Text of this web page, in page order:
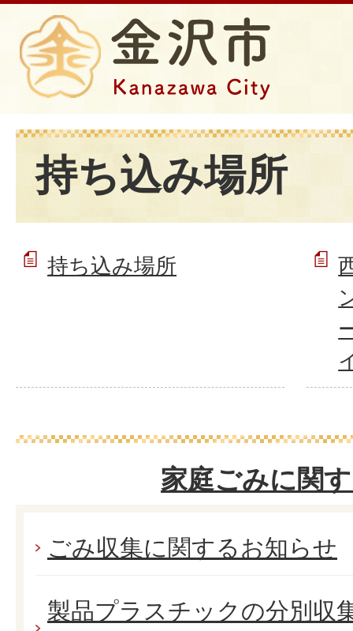
持ち込み場所
持ち込み場所
家庭ごみに関
ごみ収集に関するお知らせ
製品プラスチックの分別収